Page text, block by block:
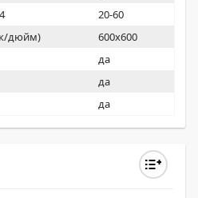
20-60
дюйм)
600x600
да
да
да